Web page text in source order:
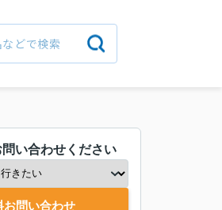
い合わせください
お問い合わせ